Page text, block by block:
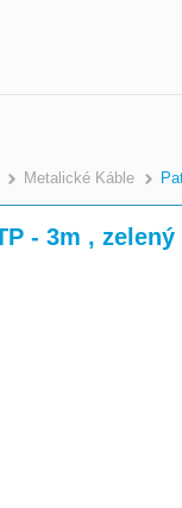
>
Metalické Káble
- 3m , zelený